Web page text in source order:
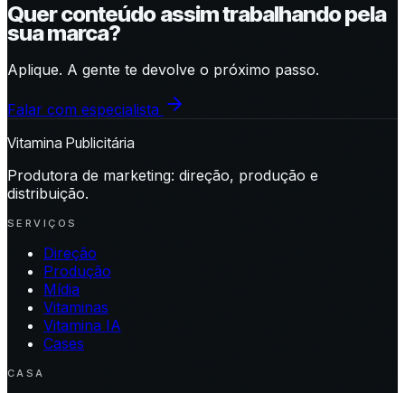
Quer conteúdo assim trabalhando pela
sua marca?
Aplique. A gente te devolve o próximo passo.
Falar com especialista
Vitamina Publicitária
Produtora de marketing: direção, produção e
distribuição.
SERVIÇOS
Direção
Produção
Mídia
Vitaminas
Vitamina IA
Cases
CASA